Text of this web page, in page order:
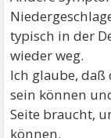
typisch in der
wieder weg.
Ich glaube,
sein können
Seite braucht,
können.